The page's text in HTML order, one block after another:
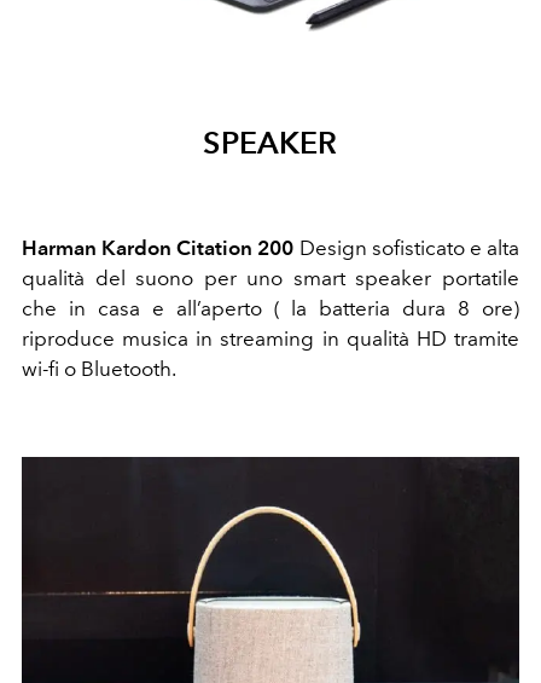
SPEAKER
Harman Kardon Citation 200 Design sofisticato e alta
qualità del suono per uno smart speaker portatile
che in casa e all’aperto ( la batteria dura 8 ore)
riproduce musica in streaming in qualità HD tramite
wi-fi o Bluetooth.